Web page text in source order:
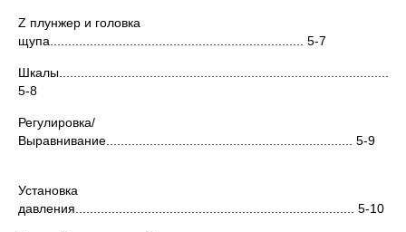
Z плунжер и головка
щупа...................................................................... 5-7
5-8
Регулировка/
Выравнивание.................................................................... 5-9
Установка
давления............................................................................. 5-10